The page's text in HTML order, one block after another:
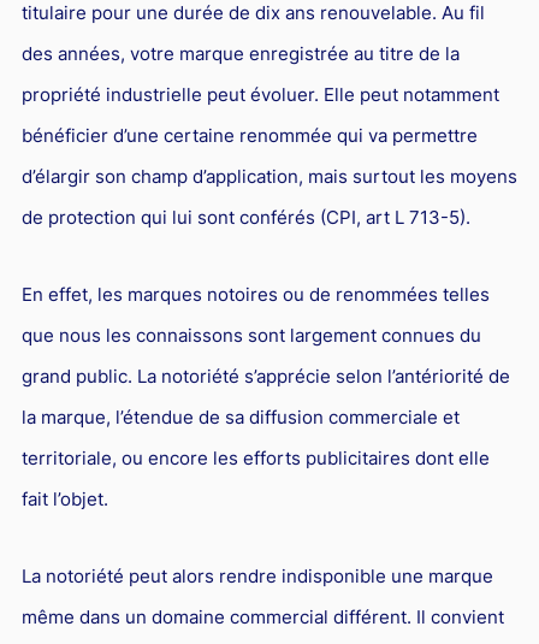
Droit du sport
titulaire pour une durée de dix ans renouvelable. Au fil
des années, votre marque enregistrée au titre de la
propriété industrielle peut évoluer. Elle peut notamment
bénéficier d’une certaine renommée qui va permettre
d’élargir son champ d’application, mais surtout les moyens
de protection qui lui sont conférés (CPI, art L 713-5).
En effet, les marques notoires ou de renommées telles
que nous les connaissons sont largement connues du
grand public. La notoriété s’apprécie selon l’antériorité de
la marque, l’étendue de sa diffusion commerciale et
territoriale, ou encore les efforts publicitaires dont elle
fait l’objet.
La notoriété peut alors rendre indisponible une marque
même dans un domaine commercial différent. Il convient